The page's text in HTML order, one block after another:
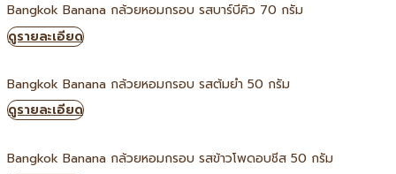
Bangkok Banana กล้วยหอมกรอบ รสบาร์บีคิว 70 กรัม
ดูรายละเอียด
Bangkok Banana กล้วยหอมกรอบ รสต้มยำ 50 กรัม
ดูรายละเอียด
Bangkok Banana กล้วยหอมกรอบ รสข้าวโพดอบชีส 50 กรัม